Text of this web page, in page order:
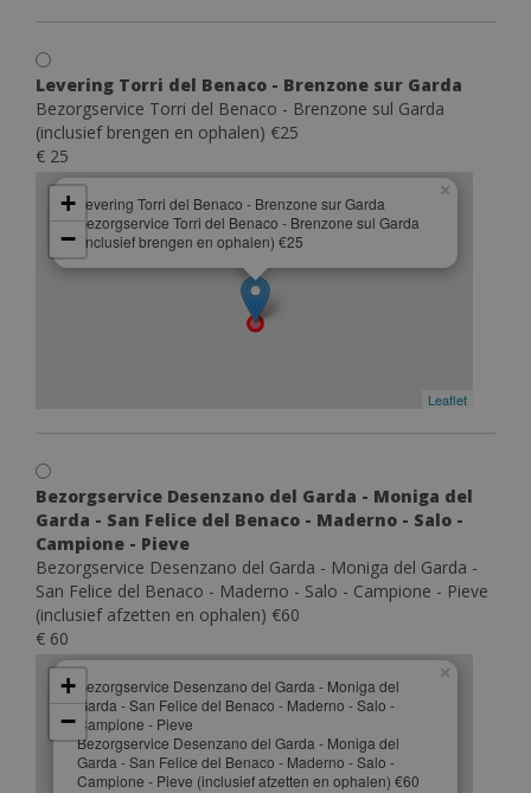
Levering Torri del Benaco - Brenzone sur Garda
Bezorgservice Torri del Benaco - Brenzone sul Garda
(inclusief brengen en ophalen) €25
€ 25
Levering Torri del Benaco - Brenzone sur Garda
Bezorgservice Torri del Benaco - Brenzone sul Garda
(inclusief brengen en ophalen) €25
×
+
−
Leaflet
Bezorgservice Desenzano del Garda - Moniga del
Garda - San Felice del Benaco - Maderno - Salo -
Campione - Pieve
Bezorgservice Desenzano del Garda - Moniga del Garda -
San Felice del Benaco - Maderno - Salo - Campione - Pieve
(inclusief afzetten en ophalen) €60
€ 60
Bezorgservice Desenzano del Garda - Moniga del
Garda - San Felice del Benaco - Maderno - Salo -
Campione - Pieve
Bezorgservice Desenzano del Garda - Moniga del
Garda - San Felice del Benaco - Maderno - Salo -
Campione - Pieve (inclusief afzetten en ophalen) €60
×
+
−